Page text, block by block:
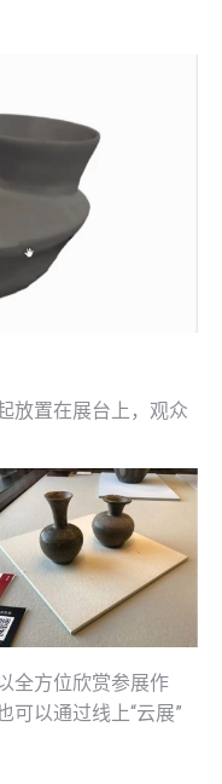
放置在展台上，观众
全方位欣赏参展作
可以通过线上“云展”